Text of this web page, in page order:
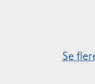
Se